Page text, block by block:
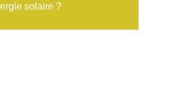
solaire ?